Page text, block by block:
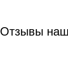
Отзывы